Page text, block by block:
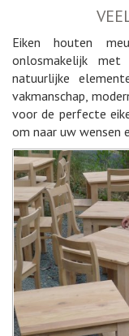
Eiken houten
onlosmakelijk
natuurlijke
vakmanschap,
voor de perfecte
om naar uw wensen